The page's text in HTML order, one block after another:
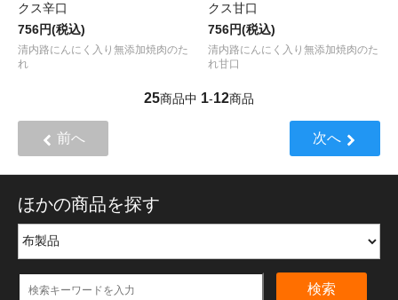
クス辛口
756円(税込)
清内路にんにく入り無添加焼肉のた
れ
クス甘口
756円(税込)
清内路にんにく入り無添加焼肉のた
れ甘口
25商品中 1-12商品
前へ 次へ
ほかの商品を探す
検索